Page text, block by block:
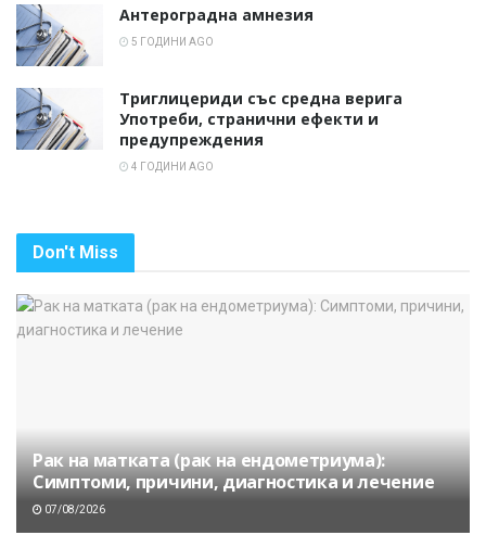
Антероградна амнезия
5 ГОДИНИ AGO
Триглицериди със средна верига
Употреби, странични ефекти и
предупреждения
4 ГОДИНИ AGO
Don't Miss
Рак на матката (рак на ендометриума):
Симптоми, причини, диагностика и лечение
07/08/2026